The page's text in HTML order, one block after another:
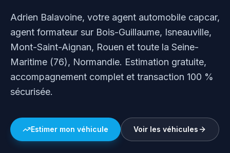
Adrien Balavoine, votre agent automobile capcar,
agent formateur sur Bois-Guillaume, Isneauville,
Mont-Saint-Aignan, Rouen et toute la Seine-
Maritime (76), Normandie. Estimation gratuite,
accompagnement complet et transaction 100 %
sécurisée.
Estimer mon véhicule Voir les véhicules